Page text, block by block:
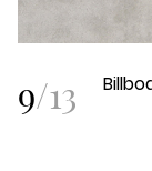
9/13